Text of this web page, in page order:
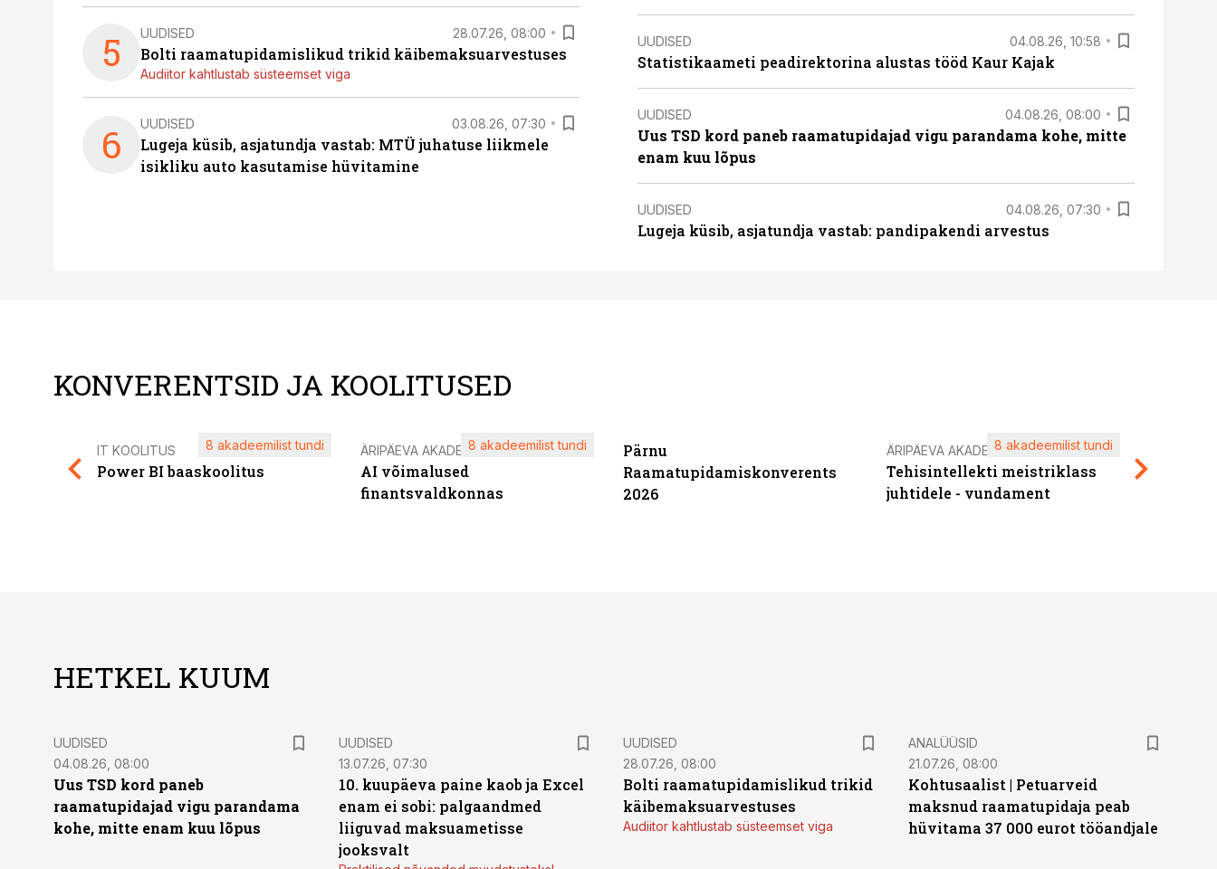
5 UUDISED 28.07.26, 08:00
Bolti raamatupidamislikud trikid käibemaksuarvestuses
Audiitor kahtlustab süsteemset viga
6 UUDISED 03.08.26, 07:30
Lugeja küsib, asjatundja vastab: MTÜ juhatuse liikmele
isikliku auto kasutamise hüvitamine
UUDISED 04.08.26, 10:58
Statistikaameti peadirektorina alustas tööd Kaur Kajak
UUDISED 04.08.26, 08:00
Uus TSD kord paneb raamatupidajad vigu parandama kohe, mitte
enam kuu lõpus
UUDISED 04.08.26, 07:30
Lugeja küsib, asjatundja vastab: pandipakendi arvestus
KONVERENTSID JA KOOLITUSED
IT KOOLITUS
Power BI baaskoolitus
8 akadeemilist tundi ÄRIPÄEVA AKADEEMIA
AI võimalused
finantsvaldkonnas
8 akadeemilist tundi
Pärnu
Raamatupidamiskonverents
2026
ÄRIPÄEVA AKADEEMIA
Tehisintellekti meistriklass
juhtidele - vundament
8 akadeemilist tundi
HETKEL KUUM
UUDISED
04.08.26, 08:00
Uus TSD kord paneb
raamatupidajad vigu parandama
kohe, mitte enam kuu lõpus
UUDISED
13.07.26, 07:30
10. kuupäeva paine kaob ja Excel
enam ei sobi: palgaandmed
liiguvad maksuametisse
jooksvalt
UUDISED
28.07.26, 08:00
Bolti raamatupidamislikud trikid
käibemaksuarvestuses
Audiitor kahtlustab süsteemset viga
ANALÜÜSID
21.07.26, 08:00
Kohtusaalist | Petuarveid
maksnud raamatupidaja peab
hüvitama 37 000 eurot tööandjale